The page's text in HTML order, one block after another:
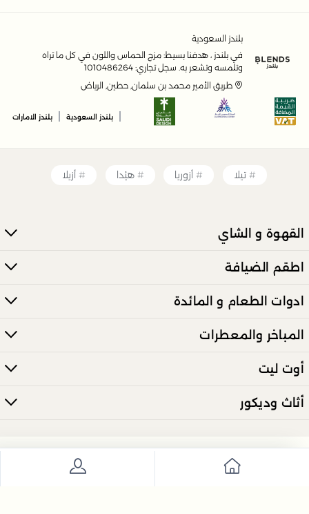
بلندز السعودية
في بلندز ، هدفنا بسيط: مزج الحماس واللون في كل ما تراه
وتلمسه وتشعر به. سجل تجاري: 1010486264
طريق الأمير محمد بن سلمان, حطين, الرياض
بلندز السعودية بلندز الامارات
تيلا أزوريا هيْدا أزيلا
القهوة و الشاي
اطقم الضيافة
ادوات الطعام و المائدة
المباخر والمعطرات
أوت ليت
أثاث وديكور
انضم إلى نشرتنا الإخبارية الآن